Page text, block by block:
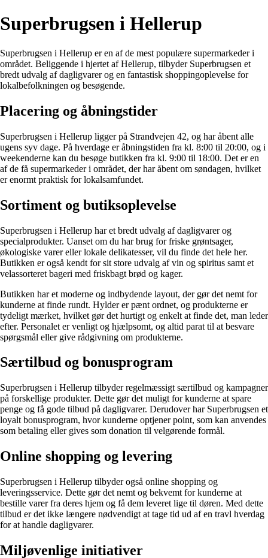
Superbrugsen i Hellerup
Superbrugsen i Hellerup er en af de mest populære supermarkeder i
området. Beliggende i hjertet af Hellerup, tilbyder Superbrugsen et
bredt udvalg af dagligvarer og en fantastisk shoppingoplevelse for
lokalbefolkningen og besøgende.
Placering og åbningstider
Superbrugsen i Hellerup ligger på Strandvejen 42, og har åbent alle
ugens syv dage. På hverdage er åbningstiden fra kl. 8:00 til 20:00, og i
weekenderne kan du besøge butikken fra kl. 9:00 til 18:00. Det er en
af de få supermarkeder i området, der har åbent om søndagen, hvilket
er enormt praktisk for lokalsamfundet.
Sortiment og butiksoplevelse
Superbrugsen i Hellerup har et bredt udvalg af dagligvarer og
specialprodukter. Uanset om du har brug for friske grøntsager,
økologiske varer eller lokale delikatesser, vil du finde det hele her.
Butikken er også kendt for sit store udvalg af vin og spiritus samt et
velassorteret bageri med friskbagt brød og kager.
Butikken har et moderne og indbydende layout, der gør det nemt for
kunderne at finde rundt. Hylder er pænt ordnet, og produkterne er
tydeligt mærket, hvilket gør det hurtigt og enkelt at finde det, man leder
efter. Personalet er venligt og hjælpsomt, og altid parat til at besvare
spørgsmål eller give rådgivning om produkterne.
Særtilbud og bonusprogram
Superbrugsen i Hellerup tilbyder regelmæssigt særtilbud og kampagner
på forskellige produkter. Dette gør det muligt for kunderne at spare
penge og få gode tilbud på dagligvarer. Derudover har Superbrugsen et
loyalt bonusprogram, hvor kunderne optjener point, som kan anvendes
som betaling eller gives som donation til velgørende formål.
Online shopping og levering
Superbrugsen i Hellerup tilbyder også online shopping og
leveringsservice. Dette gør det nemt og bekvemt for kunderne at
bestille varer fra deres hjem og få dem leveret lige til døren. Med dette
tilbud er det ikke længere nødvendigt at tage tid ud af en travl hverdag
for at handle dagligvarer.
Miljøvenlige initiativer